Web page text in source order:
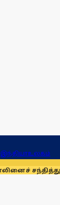
இந்தியாஉலகம்
சந்தித்து